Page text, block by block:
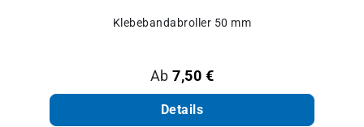
Klebebandabroller 50 mm
Regulärer Preis:
Ab7,50 €
Details